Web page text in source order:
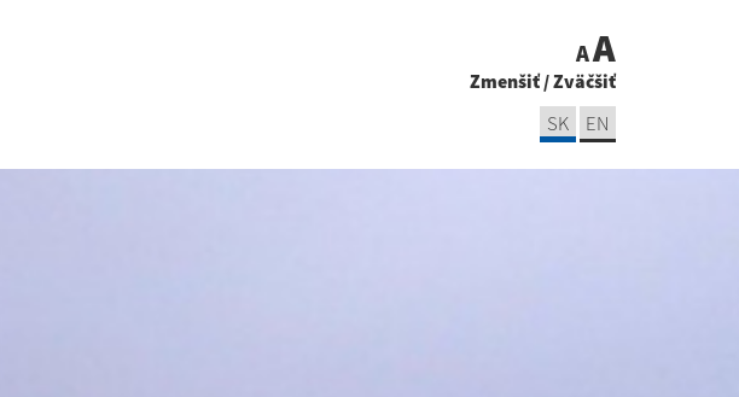
AA
Zmenšiť/Zväčšiť
SK EN